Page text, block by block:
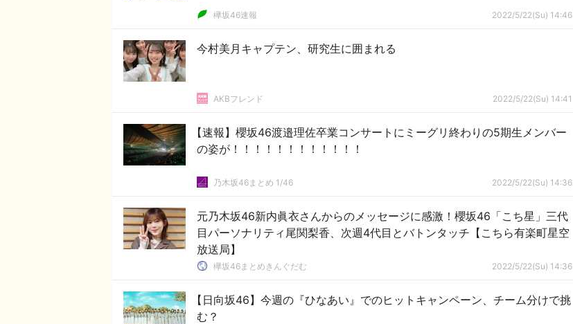
欅坂46速報 2022/5/22(Su) 14:46
今村美月キャプテン、研究生に囲まれる
AKBフレンド 2022/5/22(Su) 14:41
【速報】櫻坂46渡邉理佐卒業コンサートにミーグリ終わりの5期生メンバー
の姿が！！！！！！！！！！！！
乃木坂46まとめ 1/46 2022/5/22(Su) 14:36
元乃木坂46新内眞衣さんからのメッセージに感激！櫻坂46「こち星」三代
目パーソナリティ尾関梨香、次週4代目とバトンタッチ【こちら有楽町星空
放送局】
欅坂46まとめきんぐだむ 2022/5/22(Su) 14:36
【日向坂46】今週の『ひなあい』でのヒットキャンペーン、チーム分けで挑
む？